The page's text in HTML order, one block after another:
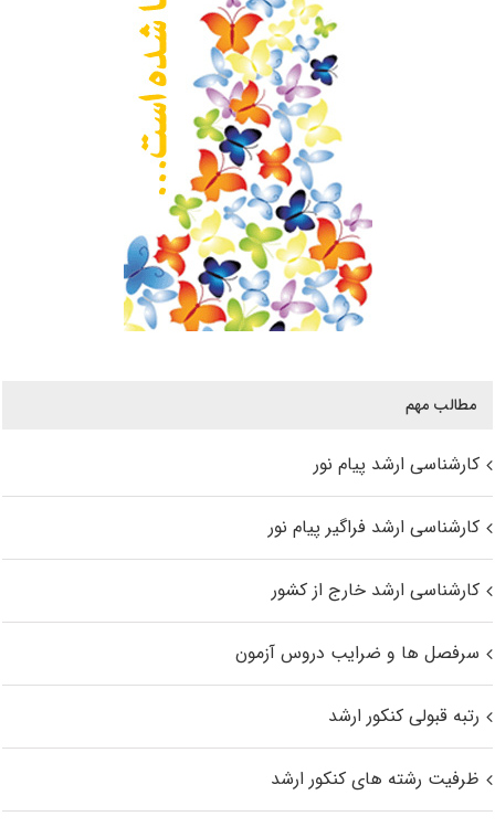
مطالب مهم
کارشناسی ارشد پیام نور
کارشناسی ارشد فراگیر پیام نور
کارشناسی ارشد خارج از کشور
سرفصل ها و ضرایب دروس آزمون
رتبه قبولی کنکور ارشد
ظرفیت رشته های کنکور ارشد